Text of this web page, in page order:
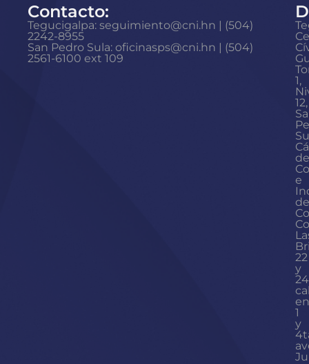
Contacto:
Tegucigalpa: seguimiento@cni.hn | (504)
2242-8955
San Pedro Sula: oficinasps@cni.hn | (504)
2561-6100 ext 109
1,
12,
de
e
de
22
y
24
1
y